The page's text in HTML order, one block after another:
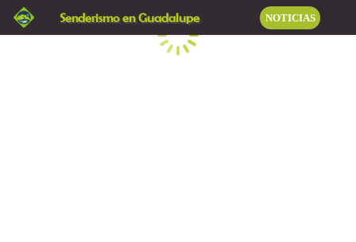
Senderismo en Guadalupe NOTICIAS
Cargando